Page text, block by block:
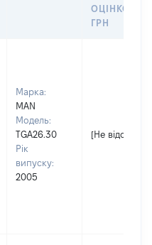
ОЦІНКОЮ,
ГРН
Марка:
MAN
Модель:
TGA26.30
Рік
випуску:
2005
[Не відомо]